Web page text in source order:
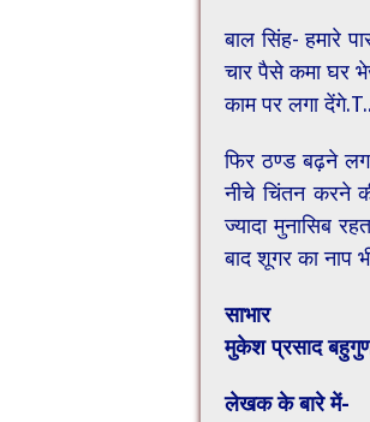
बाल सिंह- हमारे
चार पैसे कमा घर
काम पर लगा देंगे.T..
फिर ठण्ड बढ़ने
नीचे चिंतन करने
ज्यादा मुनासिब
बाद शूगर का नाप
साभार
मुकेश प्रसाद
लेखक के बारे में-